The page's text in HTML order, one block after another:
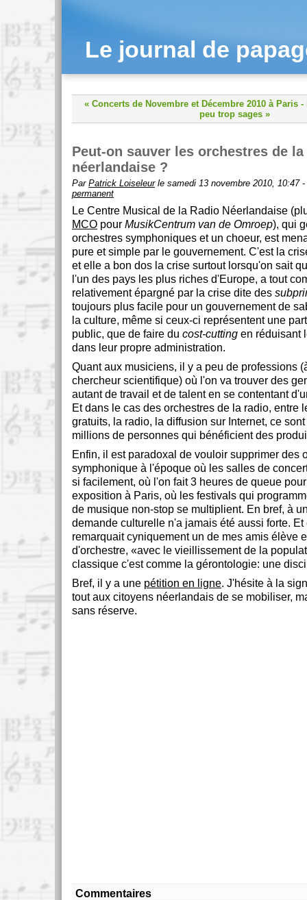
Le journal de
« Concerts de Novembre et Décembre 2010 à Paris -
peu trop sages »
Peut-on sauver les orchestres de
néerlandaise ?
Par Patrick Loiseleurle samedi 13 novembre 2010, 10:47 -
permanent
Le Centre Musical de la Radio Néerlandaise
MCO pour MusikCentrum van de Omroep), qui
orchestres symphoniques et un choeur, est
pure et simple par le gouvernement. C'est la
et elle a bon dos la crise surtout lorsqu'on sait
l'un des pays les plus riches d'Europe, a tout
relativement épargné par la crise dite des
toujours plus facile pour un gouvernement de
la culture, même si ceux-ci représentent une
public, que de faire du cost-cutting en réduisant
dans leur propre administration.
Quant aux musiciens, il y a peu de professions
chercheur scientifique) où l'on va trouver des
autant de travail et de talent en se contentant
Et dans le cas des orchestres de la radio, entre
gratuits, la radio, la diffusion sur Internet, ce
millions de personnes qui bénéficient des
Enfin, il est paradoxal de vouloir supprimer des
symphonique à l'époque où les salles de
si facilement, où l'on fait 3 heures de queue
exposition à Paris, où les festivals qui
de musique non-stop se multiplient. En bref, à
demande culturelle n'a jamais été aussi forte. Et
remarquait cyniquement un de mes amis élève
d'orchestre,
avec le vieillissement de la
classique c'est comme la gérontologie: une
Bref, il y a une pétition en ligne. J'hésite à la
tout aux citoyens néerlandais de se mobiliser,
sans réserve.
Commentaires